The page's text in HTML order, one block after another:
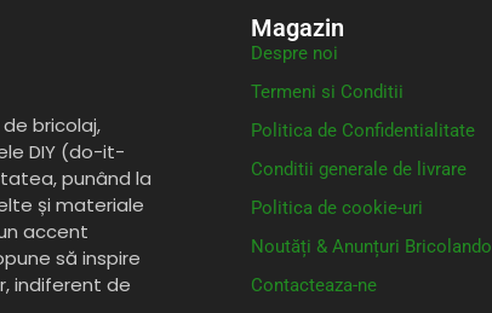
bricolaj,
DIY (do-it-
punând la
și materiale
accent
să inspire
indiferent de
Magazin
Despre noi
Termeni si Conditii
Politica de Confidentialitate
Conditii generale de livrare
Politica de cookie-uri
Noutăți & Anunțuri Bricolando
Contacteaza-ne